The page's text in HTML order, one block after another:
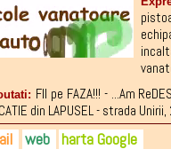
FII pe FAZA!!! - ...Am
din LAPUSEL - strada Unirii,
web harta Google